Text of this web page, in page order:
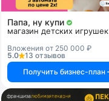
Папа, ну купи
магазин детских игрушек
Вложения от 250 000 ₽
5.0
13 отзывов
Получить бизнес-план